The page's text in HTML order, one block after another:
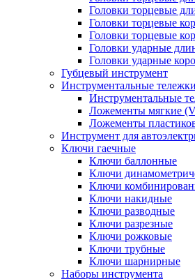
Головки торцевые
Головки торцевые
Головки торцевые
Головки ударные
Головки ударные
Губцевый инструмент
Инструментальные
Инструментальные
Ложементы мягкие
Ложементы
Инструмент для
Ключи гаечные
Ключи баллонные
Ключи
Ключи
Ключи накидные
Ключи разводные
Ключи разрезные
Ключи рожковые
Ключи трубные
Ключи шарнирные
Наборы инструмента